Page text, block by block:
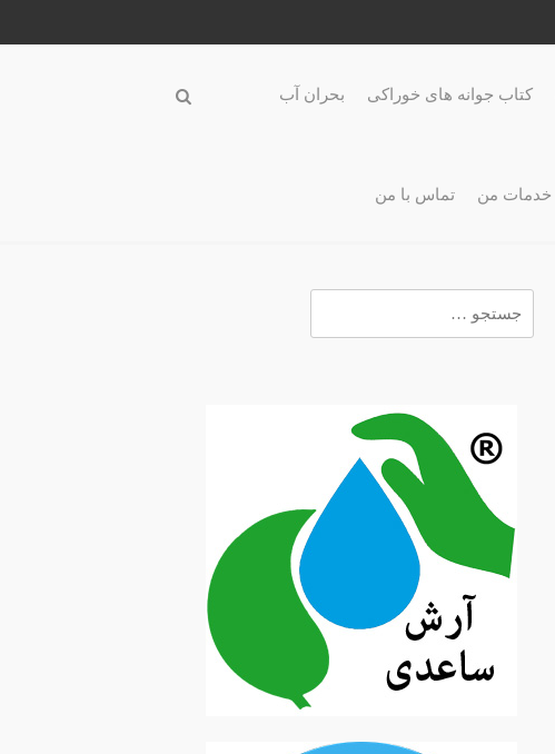
کتاب جوانه های خوراکی بحران آب
خدمات من تماس با من
برای: